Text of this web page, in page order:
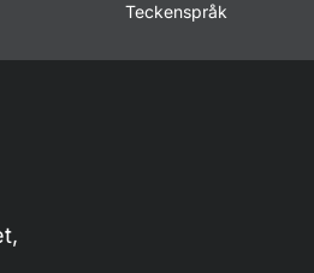
Teckenspråk